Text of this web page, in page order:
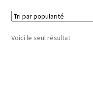
Droit de rétractation
Contact
Voici le seul résultat